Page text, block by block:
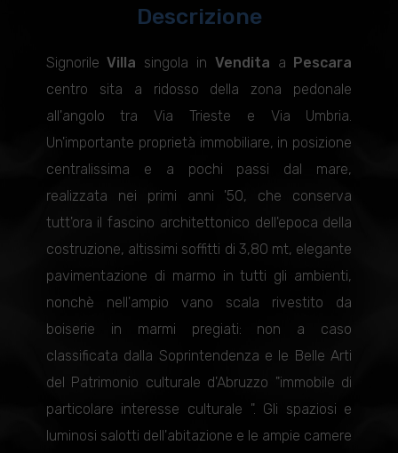
Descrizione
SignorileVilla singola in Vendita a Pescara
centro sita a ridosso della zona pedonale
all'angolo tra Via Trieste e Via Umbria.
Un'importante proprietà immobiliare, in posizione
centralissima e a pochi passi dal mare,
realizzata nei primi anni '50, che conserva
tutt'ora il fascino architettonico dell'epoca della
costruzione, altissimi soffitti di 3,80 mt, elegante
pavimentazione di marmo in tutti gli ambienti,
nonchè nell'ampio vano scala rivestito da
boiserie in marmi pregiati: non a caso
classificata dalla Soprintendenza e le Belle Arti
del Patrimonio culturale d'Abruzzo "immobile di
particolare interesse culturale ". Gli spaziosi e
luminosi salotti dell'abitazione e le ampie camere